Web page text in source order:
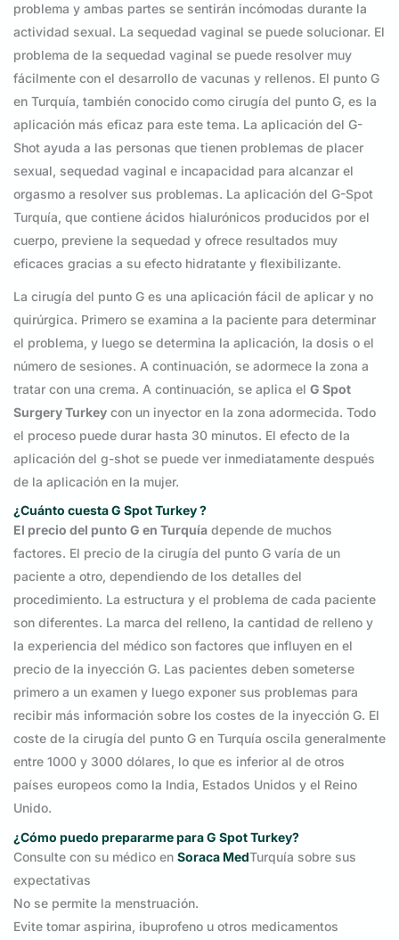
problema y ambas partes se sentirán incómodas durante la
actividad sexual. La sequedad vaginal se puede solucionar. El
problema de la sequedad vaginal se puede resolver muy
fácilmente con el desarrollo de vacunas y rellenos. El punto G
en Turquía, también conocido como cirugía del punto G, es la
aplicación más eficaz para este tema. La aplicación del G-
Shot ayuda a las personas que tienen problemas de placer
sexual, sequedad vaginal e incapacidad para alcanzar el
orgasmo a resolver sus problemas. La aplicación del G-Spot
Turquía, que contiene ácidos hialurónicos producidos por el
cuerpo, previene la sequedad y ofrece resultados muy
eficaces gracias a su efecto hidratante y flexibilizante.
La cirugía del punto G es una aplicación fácil de aplicar y no
quirúrgica. Primero se examina a la paciente para determinar
el problema, y luego se determina la aplicación, la dosis o el
número de sesiones. A continuación, se adormece la zona a
tratar con una crema. A continuación, se aplica el G Spot
Surgery Turkey con un inyector en la zona adormecida. Todo
el proceso puede durar hasta 30 minutos. El efecto de la
aplicación del g-shot se puede ver inmediatamente después
de la aplicación en la mujer.
¿Cuánto cuesta G Spot Turkey?
El precio del punto G en Turquía depende de muchos
factores. El precio de la cirugía del punto G varía de un
paciente a otro, dependiendo de los detalles del
procedimiento. La estructura y el problema de cada paciente
son diferentes. La marca del relleno, la cantidad de relleno y
la experiencia del médico son factores que influyen en el
precio de la inyección G. Las pacientes deben someterse
primero a un examen y luego exponer sus problemas para
recibir más información sobre los costes de la inyección G. El
coste de la cirugía del punto G en Turquía oscila generalmente
entre 1000 y 3000 dólares, lo que es inferior al de otros
países europeos como la India, Estados Unidos y el Reino
Unido.
¿Cómo puedo prepararme para G Spot Turkey?
Consulte con su médico en Soraca MedTurquía sobre sus
expectativas
No se permite la menstruación.
Evite tomar aspirina, ibuprofeno u otros medicamentos